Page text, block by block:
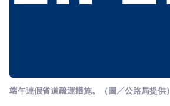
端午連假省道疏運措施。（圖／公路局提供）